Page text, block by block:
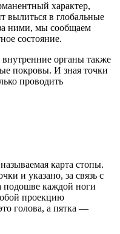
характер,
вылиться в глобальные
ними, мы сообщаем
состояние.
органы также
покровы. И зная точки
проводить
карта стопы.
и указано, за связь с
подошве каждой ноги
проекцию
голова, а пятка —